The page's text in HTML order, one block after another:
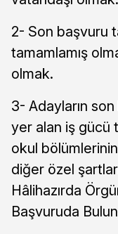
2- Son başvuru
tamamlamış
olmak.
3- Adayların
yer alan iş gücü
okul
diğer özel
Hâlihazırda
Başvuruda